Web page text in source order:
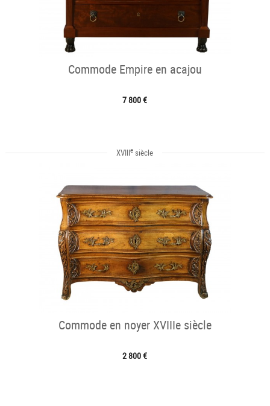
Commode Empire en acajou
7 800 €
XVIIIe siècle
Commode en noyer XVIIIe siècle
2 800 €